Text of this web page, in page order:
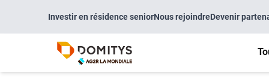
Investir en résidence seniorNous rejoindreDevenir